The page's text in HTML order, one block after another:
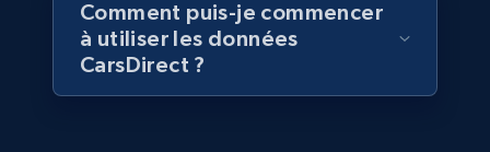
5.3K+ 384+
Comment puis-je commencer
à utiliser les données
CarsDirect ?